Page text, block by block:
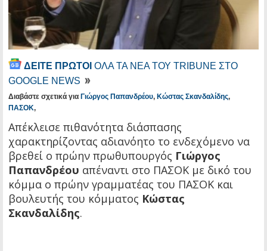
ΔΕΙΤΕ ΠΡΩΤΟΙ ΟΛΑ ΤΑ ΝΕΑ ΤΟΥ TRIBUNE ΣΤΟ
GOOGLE NEWS
Διαβάστε σχετικά για Γιώργος Παπανδρέου, Κώστας Σκανδαλίδης,
ΠΑΣΟΚ,
Απέκλεισε πιθανότητα διάσπασης
χαρακτηρίζοντας αδιανόητο το ενδεχόμενο να
βρεθεί ο πρώην πρωθυπουργός Γιώργος
Παπανδρέου απέναντι στο ΠΑΣΟΚ με δικό του
κόμμα ο πρώην γραμματέας του ΠΑΣΟΚ και
βουλευτής του κόμματος Κώστας
Σκανδαλίδης.